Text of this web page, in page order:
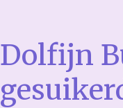
Dolfijn